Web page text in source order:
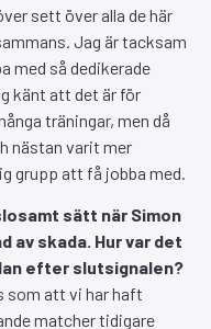
sett över alla de här
Jag är tacksam
med så dedikerade
känt att det är för
träningar, men då
nästan varit mer
grupp att få jobba med.
sätt när Simon
av skada. Hur var det
efter slutsignalen?
som att vi har haft
matcher tidigare